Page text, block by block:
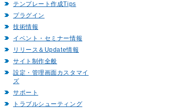
テンプレート作成Tips
プラグイン
技術情報
イベント・セミナー情報
リリース＆Update情報
サイト制作全般
設定・管理画面カスタマイ
ズ
サポート
トラブルシューティング